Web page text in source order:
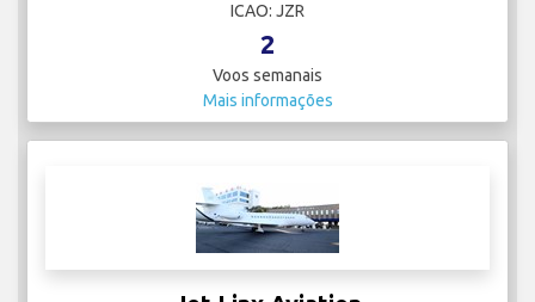
ICAO: JZR
2
Voos semanais
Mais informações